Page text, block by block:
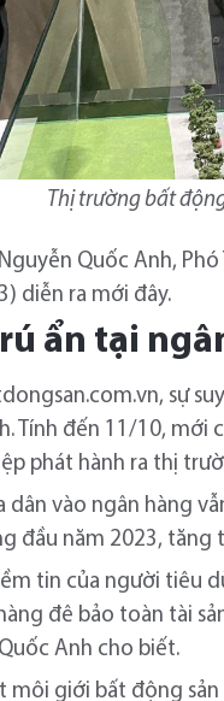
Thị trường bất
Quốc Anh,
diễn ra mới đây.
ẩn tại
sự
Tính đến 11/10,
phát hành ra thị
dân vào ngân hàng
đầu năm 2023,
tin của người tiêu
đê bảo toàn tài
Anh cho biết.
môi giới bất động